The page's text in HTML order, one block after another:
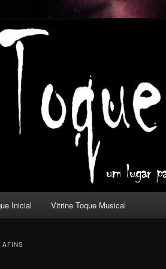
com outros olhos.
Inicial Vitrine Toque Musical
AFINS